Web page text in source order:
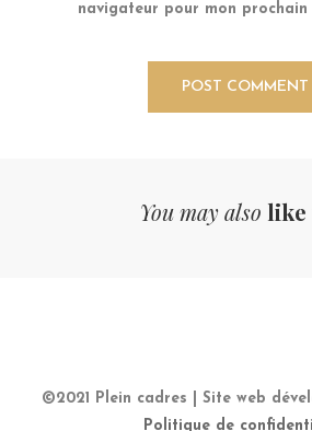
navigateur pour mon prochain
You may also like
©2021 Plein cadres | Site web
Politique de